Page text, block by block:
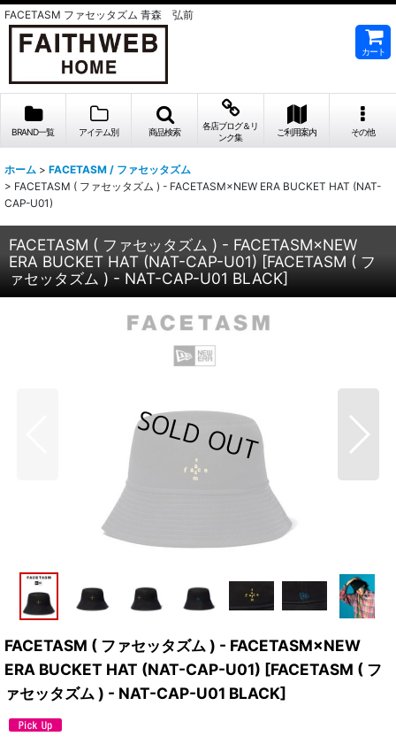
FACETASM ファセッタズム 青森 弘前
カート
BRAND一覧 アイテム別 商品検索
各店ブログ＆リ
ンク集
ご利用案内 その他
ホーム > FACETASM / ファセッタズム
> FACETASM ( ファセッタズム ) - FACETASM×NEW ERA BUCKET HAT (NAT-
CAP-U01)
FACETASM ( ファセッタズム ) - FACETASM×NEW
ERA BUCKET HAT (NAT-CAP-U01) [FACETASM ( フ
ァセッタズム ) - NAT-CAP-U01 BLACK]
FACETASM ( ファセッタズム ) - FACETASM×NEW
ERA BUCKET HAT (NAT-CAP-U01) [FACETASM ( フ
ァセッタズム ) - NAT-CAP-U01 BLACK]